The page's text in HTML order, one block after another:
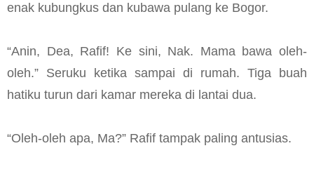
enak kubungkus dan kubawa pulang ke Bogor.
“Anin, Dea, Rafif! Ke sini, Nak. Mama bawa oleh-
oleh.” Seruku ketika sampai di rumah. Tiga buah
hatiku turun dari kamar mereka di lantai dua.
“Oleh-oleh apa, Ma?” Rafif tampak paling antusias.